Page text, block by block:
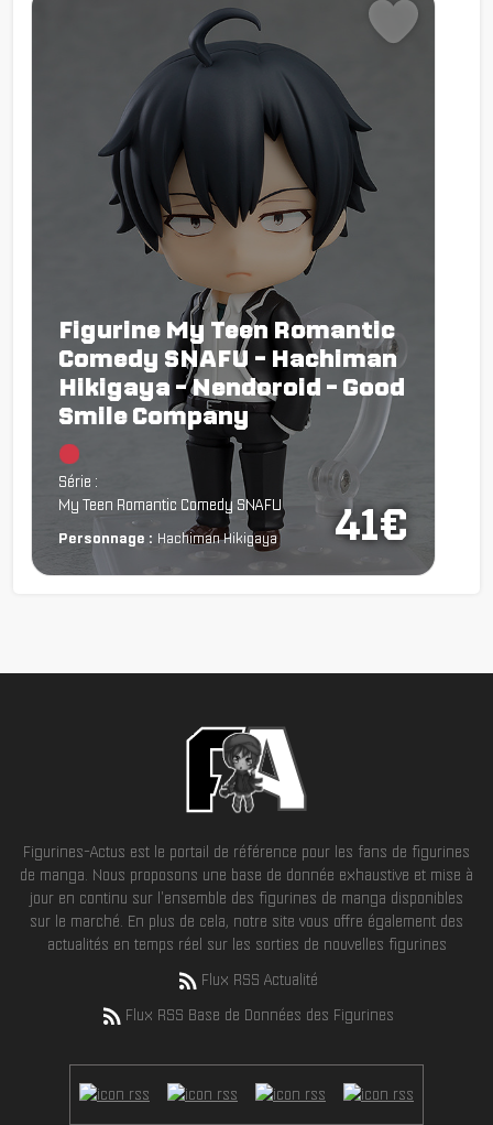
41€
Figurine My Teen Romantic
Comedy SNAFU - Hachiman
Hikigaya - Nendoroid - Good
Smile Company
Chargement...
Série :
My Teen Romantic Comedy SNAFU
Personnage : Hachiman Hikigaya
Figurines-Actus est le portail de référence pour les fans de figurines
de manga. Nous proposons une base de donnée exhaustive et mise à
jour en continu sur l'ensemble des figurines de manga disponibles
sur le marché. En plus de cela, notre site vous offre également des
actualités en temps réel sur les sorties de nouvelles figurines
Flux RSS Actualité
Flux RSS Base de Données des Figurines